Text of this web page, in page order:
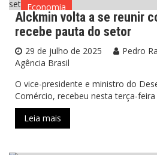
Economia
Alckmin volta a se reunir
recebe pauta do setor
29 de julho de 2025
Pedro
Agência Brasil
O vice-presidente e ministro do
Comércio, recebeu nesta terça-
Leia mais